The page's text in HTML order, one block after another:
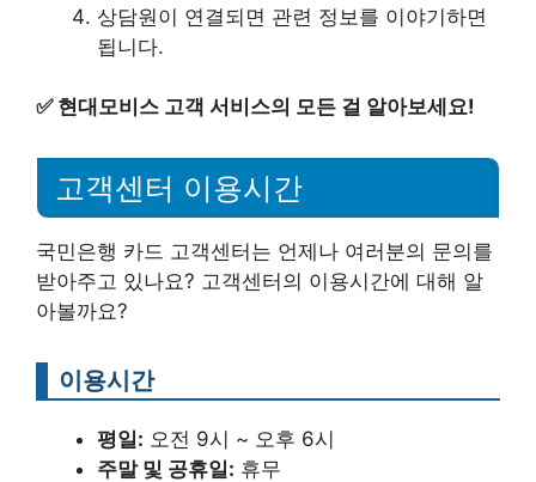
상담원이 연결되면 관련 정보를 이야기하면
됩니다.
✅ 현대모비스 고객 서비스의 모든 걸 알아보세요!
고객센터 이용시간
국민은행 카드 고객센터는 언제나 여러분의 문의를
받아주고 있나요? 고객센터의 이용시간에 대해 알
아볼까요?
이용시간
평일: 오전 9시 ~ 오후 6시
주말 및 공휴일: 휴무